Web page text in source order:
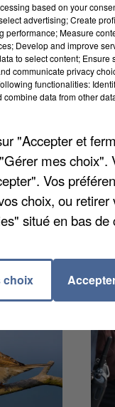
Fontainebleau
audience
pour
violente rixe
à Avon.
Bryan
a été
based on your
advertising; Create
Measure
Develop and improve
to select content;
communicate privacy
functionalities:
data from other
"Accepter et
mes choix".
Vos
choix, ou
situé en bas de
choix